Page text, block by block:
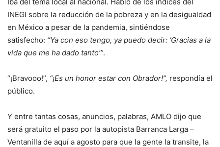
INEGI sobre la reducción de la pobreza y en la desigualdad
en México a pesar de la pandemia, sintiéndose
satisfecho: “Ya con eso tengo, ya puedo decir: ‘Gracias a la
vida que me ha dado tanto’”.
“¡Bravooo!”, “¡Es un honor estar con Obrador!”, respondía el
público.
Y entre tantas cosas, anuncios, palabras, AMLO dijo que
será gratuito el paso por la autopista Barranca Larga –
Ventanilla de aquí a agosto para que la gente la transite, la